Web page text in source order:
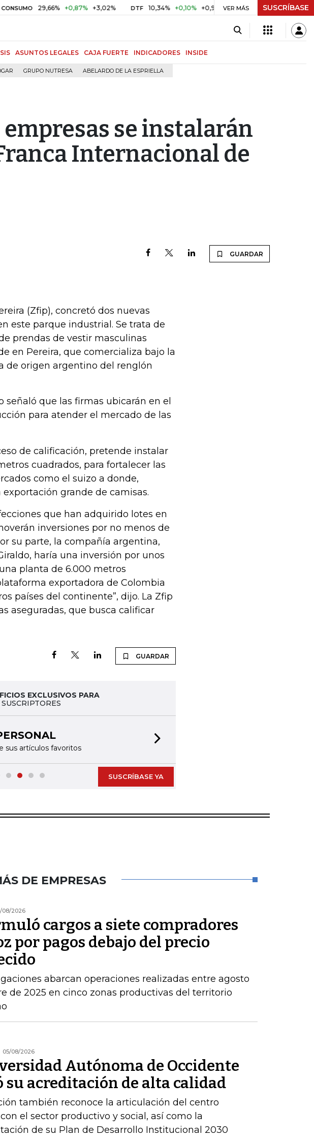
29,66% +0,87% +3,02% DTF 10,34% +0,10% +0,98% UVR $ 416,96 +$ 0,05 +0,01%
VER MÁS SUSCRÍBASE
ASUNTOS LEGALES CAJA FUERTE INDICADORES INSIDE
GRUPO NUTRESA ABELARDO DE LA ESPRIELLA
empresas se instalarán
Internacional de
GUARDAR
(Zfip), concretó dos nuevas
este parque industrial. Se trata de
prendas de vestir masculinas
en Pereira, que comercializa bajo la
de origen argentino del renglón
señaló que las firmas ubicarán en el
para atender el mercado de las
de calificación, pretende instalar
cuadrados, para fortalecer las
como el suizo a donde,
grande de camisas.
que han adquirido lotes en
inversiones por no menos de
su parte, la compañía argentina,
haría una inversión por unos
planta de 6.000 metros
exportadora de Colombia
países del continente”, dijo. La Zfip
aseguradas, que busca calificar
GUARDAR
EXCLUSIVOS PARA
sus artículos favoritos
SUSCRÍBASE YA
DE EMPRESAS
08/2026
cargos a siete compradores
por pagos debajo del precio
abarcan operaciones realizadas entre agosto
de 2025 en cinco zonas productivas del territorio
05/08/2026
Autónoma de Occidente
su acreditación de alta calidad
también reconoce la articulación del centro
el sector productivo y social, así como la
de su Plan de Desarrollo Institucional 2030